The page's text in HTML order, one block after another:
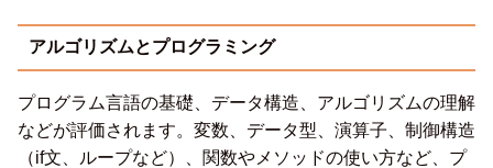
アルゴリズムとプログラミング
プログラム言語の基礎、データ構造、アルゴリズムの理解
などが評価されます。変数、データ型、演算子、制御構造
（if文、ループなど）、関数やメソッドの使い方など、プ